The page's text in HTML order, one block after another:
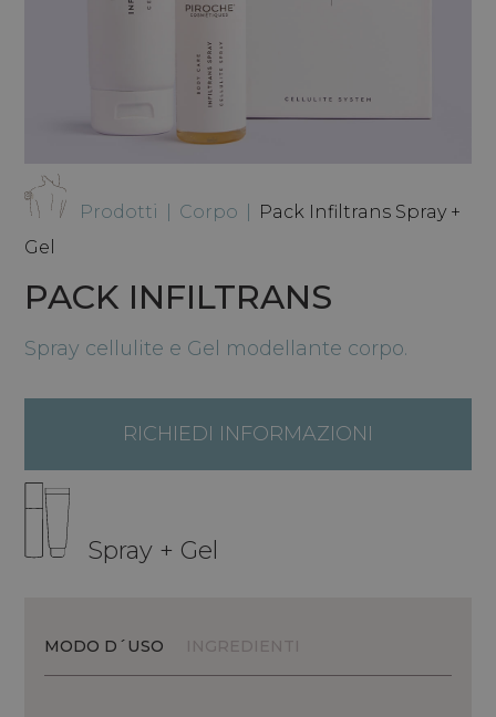
Prodotti Corpo
Pack Infiltrans Spray +
Gel
PACK INFILTRANS
Spray cellulite e Gel modellante corpo.
RICHIEDI INFORMAZIONI
Spray + Gel
MODO D´USO INGREDIENTI